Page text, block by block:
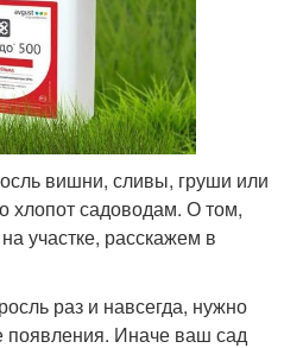
вишни, сливы, груши или
хлопот садоводам. О том,
участке, расскажем в
раз и навсегда, нужно
появления. Иначе ваш сад